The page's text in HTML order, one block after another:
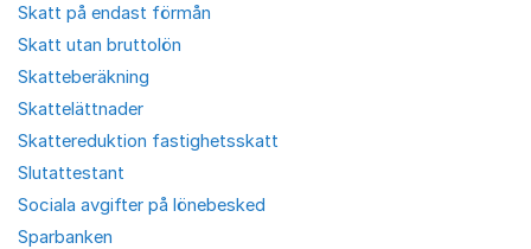
Skatt på endast förmån
Skatt utan bruttolön
Skatteberäkning
Skattelättnader
Skattereduktion fastighetsskatt
Slutattestant
Sociala avgifter på lönebesked
Sparbanken